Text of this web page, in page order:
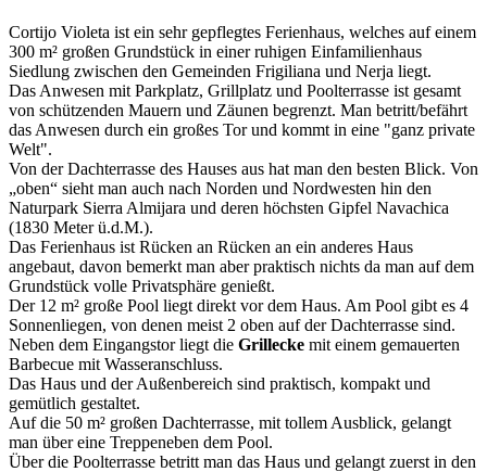
Cortijo Violeta ist ein sehr gepflegtes Ferienhaus, welches auf einem
300 m² großen Grundstück in einer ruhigen Einfamilienhaus
Siedlung zwischen den Gemeinden Frigiliana und Nerja liegt.
Das Anwesen mit Parkplatz, Grillplatz und Poolterrasse ist gesamt
von schützenden Mauern und Zäunen begrenzt. Man betritt/befährt
das Anwesen durch ein großes Tor und kommt in eine "ganz private
Welt".
Von der Dachterrasse des Hauses aus hat man den besten Blick. Von
„oben“ sieht man auch nach Norden und Nordwesten hin den
Naturpark Sierra Almijara und deren höchsten Gipfel Navachica
(1830 Meter ü.d.M.).
Das Ferienhaus ist Rücken an Rücken an ein anderes Haus
angebaut, davon bemerkt man aber praktisch nichts da man auf dem
Grundstück volle Privatsphäre genießt.
Der 12 m² große Pool liegt direkt vor dem Haus. Am Pool gibt es 4
Sonnenliegen, von denen meist 2 oben auf der Dachterrasse sind.
Neben dem Eingangstor liegt die Grillecke mit einem gemauerten
Barbecue mit Wasseranschluss.
Das Haus und der Außenbereich sind praktisch, kompakt und
gemütlich gestaltet.
Auf die 50 m² großen Dachterrasse, mit tollem Ausblick, gelangt
man über eine Treppeneben dem Pool.
Über die Poolterrasse betritt man das Haus und gelangt zuerst in den